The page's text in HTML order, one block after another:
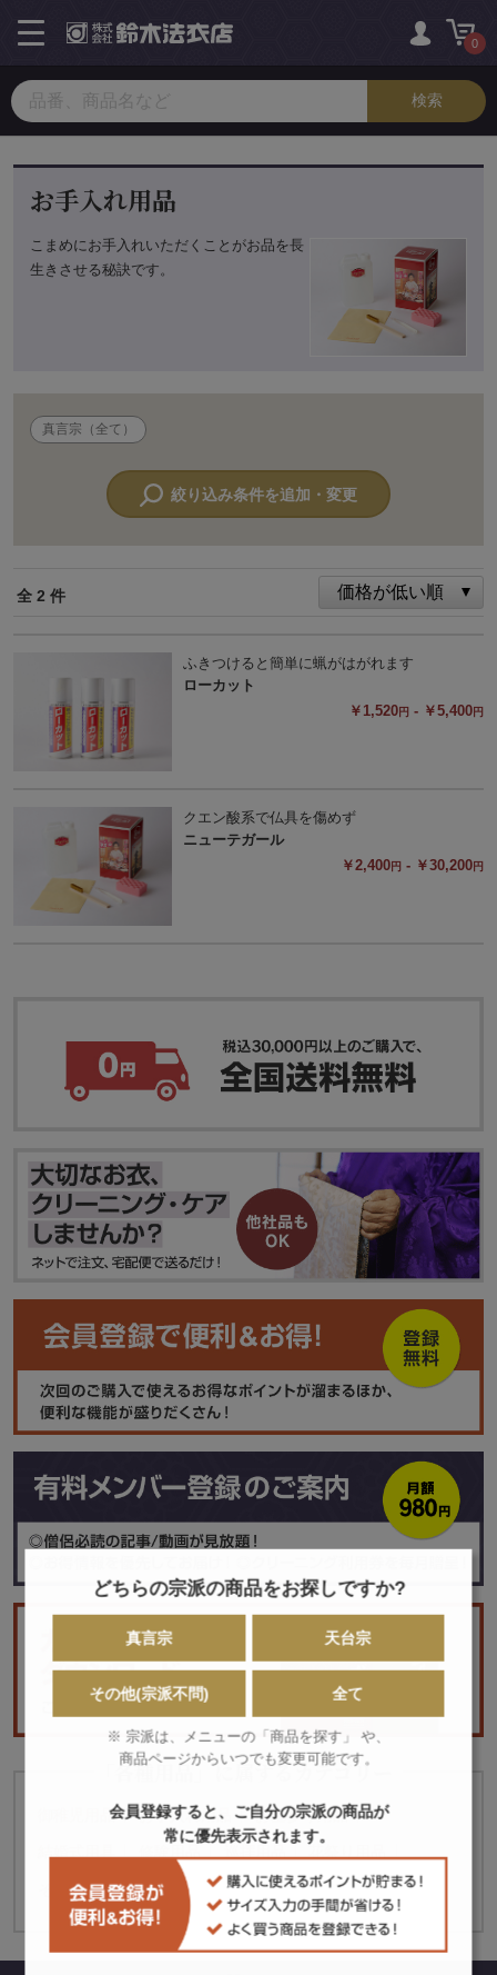
0
toggle
navigation
お手入れ用品
こまめにお手入れいただくことがお品を長
生きさせる秘訣です。
真言宗（全て）
絞り込み条件を追加・変更
全 2 件
ふきつけると簡単に蝋がはがれます
ローカット
￥1,520円 - ￥5,400円
クエン酸系で仏具を傷めず
ニューテガール
￥2,400円 - ￥30,200円
「各種用品」に属するカテゴリー
御稚児用品 お手入れ用品 お墓参り用品
結婚式用具 修験用品 巡拝用品 花祭り用品
その他記念品・贈呈品
どちらの宗派の商品をお探しですか?
真言宗 天台宗
その他(宗派不問) 全て
※ 宗派は、メニューの「商品を探す」 や、
商品ページからいつでも変更可能です。
会員登録すると、ご自分の宗派の商品が
常に優先表示されます。